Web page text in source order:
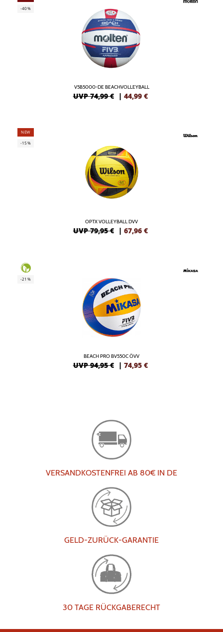
-40%
V5B5000-DE BEACHVOLLEYBALL
UVP 74,99 € | 44,99 €
NEW
-15%
OPTX VOLLEYBALL DVV
UVP 79,95 € | 67,96 €
-21%
BEACH PRO BV550C ÖVV
UVP 94,95 € | 74,95 €
VERSANDKOSTENFREI AB 80€ IN DE
GELD-ZURÜCK-GARANTIE
30 TAGE RÜCKGABERECHT